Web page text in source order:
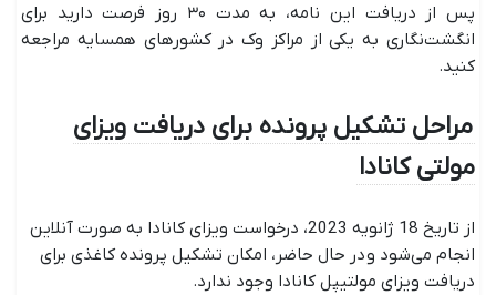
پس از دریافت این نامه، به مدت ۳۰ روز فرصت دارید برای
انگشت‌نگاری به یکی از مراکز وک در کشورهای همسایه مراجعه
کنید.
مراحل تشکیل پرونده برای دریافت ویزای
مولتی کانادا
از تاریخ 18 ژانویه 2023، درخواست ویزای کانادا به صورت آنلاین
انجام می‌شود و در حال حاضر، امکان تشکیل پرونده کاغذی برای
دریافت ویزای مولتیپل کانادا وجود ندارد.